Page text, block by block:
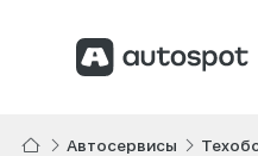
Автосервисы